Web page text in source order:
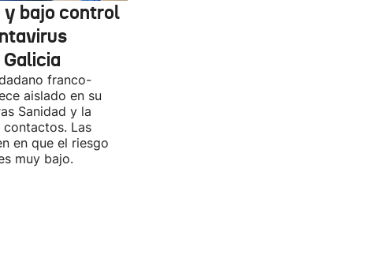
bajo control
franco-
aislado en su
Sanidad y la
contactos. Las
en que el riesgo
muy bajo.